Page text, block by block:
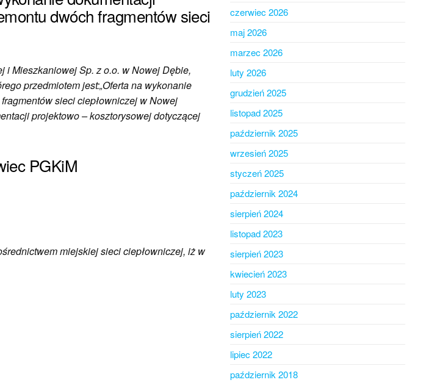
dwóch fragmentów sieci
i Mieszkaniowej Sp. z o.o. w Nowej Dębie,
przedmiotem jest:„Oferta na wykonanie
sieci ciepłowniczej w Nowej
projektowo – kosztorysowej dotyczącej
PGKiM
miejskiej sieci ciepłowniczej, iż w
czerwiec 2026
maj 2026
marzec 2026
luty 2026
grudzień 2025
listopad 2025
październik 2025
wrzesień 2025
styczeń 2025
październik 2024
sierpień 2024
listopad 2023
sierpień 2023
kwiecień 2023
luty 2023
październik 2022
sierpień 2022
lipiec 2022
październik 2018